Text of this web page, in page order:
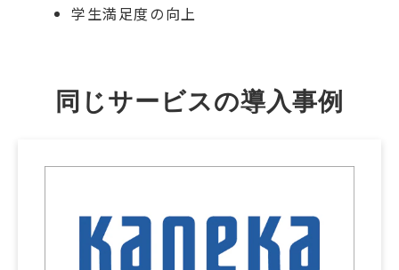
学生満足度の向上
同じサービスの導入事例